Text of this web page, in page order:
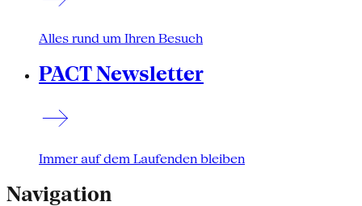
Alles rund um Ihren Besuch
PACT Newsletter
Immer auf dem Laufenden bleiben
Navigation